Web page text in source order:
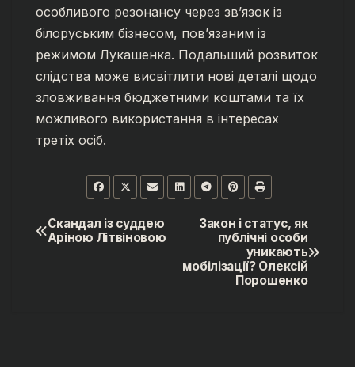
особливого резонансу через зв’язок із
білоруським бізнесом, пов’язаним із
режимом Лукашенка. Подальший розвиток
слідства може висвітлити нові деталі щодо
зловживання бюджетними коштами та їх
можливого використання в інтересах
третіх осіб.
Навігація
Закон і статус, як
публічні особи
уникають
мобілізації? Олексій
Порошенко
Скандал із суддею
Аріною Літвіновою